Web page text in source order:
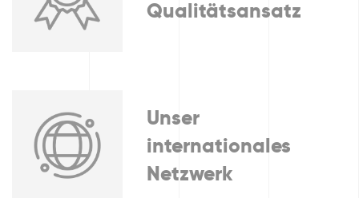
Qualitätsansatz
Unser
internationales
Netzwerk